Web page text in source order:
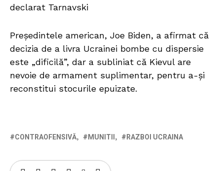
declarat Tarnavski
Preşedintele american, Joe Biden, a afirmat că
decizia de a livra Ucrainei bombe cu dispersie
este „dificilă”, dar a subliniat că Kievul are
nevoie de armament suplimentar, pentru a-şi
reconstitui stocurile epuizate.
CONTRAOFENSIVĂ MUNITII RAZBOI UCRAINA